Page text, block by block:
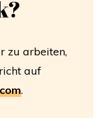
zu arbeiten,
auf
.